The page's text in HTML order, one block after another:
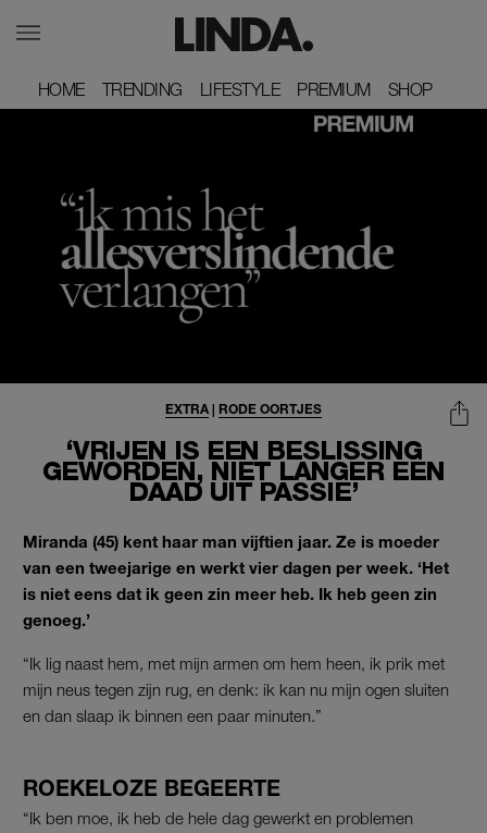
HOME
HOME TRENDING
TRENDING LIFESTYLE
LIFESTYLE PREMIUM
PREMIUM SHOP
SHOP
‘VRIJEN IS EEN BESLISSING
GEWORDEN, NIET LANGER EEN
DAAD UIT PASSIE’
EXTRA | RODE OORTJES
Miranda (45) kent haar man vijftien jaar. Ze is moeder
van een tweejarige en werkt vier dagen per week. ‘Het
is niet eens dat ik geen zin meer heb. Ik heb geen zin
genoeg.’
“Ik lig naast hem, met mijn armen om hem heen, ik prik met
mijn neus tegen zijn rug, en denk: ik kan nu mijn ogen sluiten
en dan slaap ik binnen een paar minuten.”
ROEKELOZE BEGEERTE
“Ik ben moe, ik heb de hele dag gewerkt en problemen